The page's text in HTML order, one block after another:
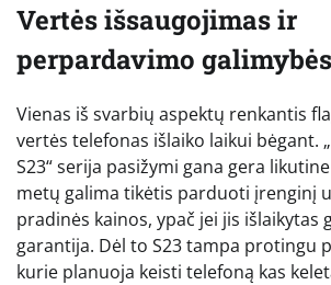
Vertės išsaugojimas ir
perpardavimo galimybės
Vienas iš svarbių aspektų renkantis
vertės telefonas išlaiko laikui bėgant.
S23“ serija pasižymi gana gera
metų galima tikėtis parduoti įrenginį
pradinės kainos, ypač jei jis išlaikytas
garantija. Dėl to S23 tampa protingu
kurie planuoja keisti telefoną kas